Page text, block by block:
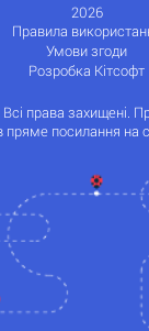
2026
Правила
Умови згоди
Розробка Кітсофт
права захищені.
пряме посилання на